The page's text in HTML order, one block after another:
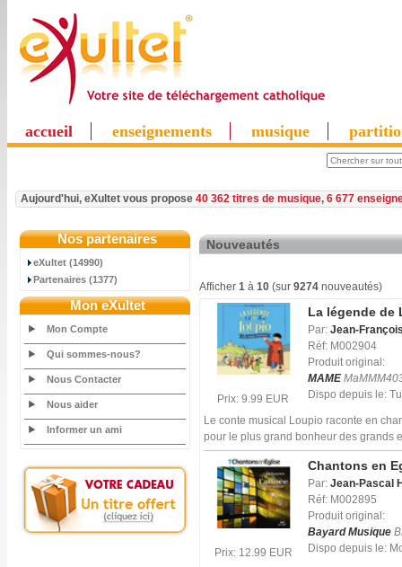
accueil enseignements musique
Aujourd'hui, eXultet vous propose 40 362 titres de musique, 6 677
Nos partenaires
eXultet (14990)
Partenaires (1377)
Mon eXultet
Mon Compte
Qui sommes-nous?
Nous Contacter
Nous aider
Informer un ami
Nouveautés
Afficher 1 à 10 (sur 9274 nouveautés)
Prix: 9.99 EUR
La légende de
Par: Jean-
Réf: M002904
Produit original:
MAME
Dispo depuis le:
Le conte musical Loupio raconte en
pour le plus grand bonheur des grands
Prix: 12.99 EUR
Chantons en
Par: Jean-Pascal
Réf: M002895
Produit original:
Bayard Musique
Dispo depuis le: